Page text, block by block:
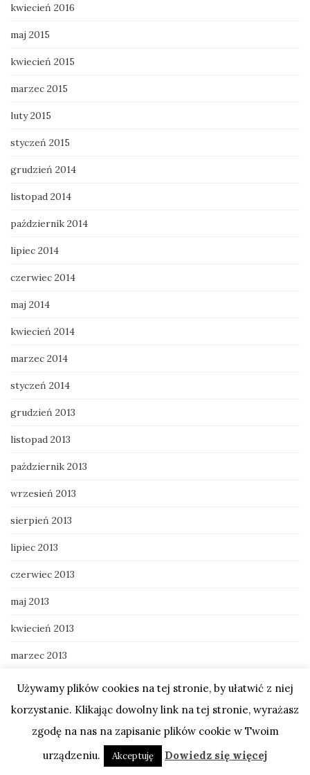
kwiecień 2016
maj 2015
kwiecień 2015
marzec 2015
luty 2015
styczeń 2015
grudzień 2014
listopad 2014
październik 2014
lipiec 2014
czerwiec 2014
maj 2014
kwiecień 2014
marzec 2014
styczeń 2014
grudzień 2013
listopad 2013
październik 2013
wrzesień 2013
sierpień 2013
lipiec 2013
czerwiec 2013
maj 2013
kwiecień 2013
marzec 2013
luty 2013
styczeń 2013
grudzień 2012
sierpień 2012
Używamy plików cookies na tej stronie, by ułatwić z niej
korzystanie. Klikając dowolny link na tej stronie, wyrażasz
zgodę na nas na zapisanie plików cookie w Twoim
urządzeniu.
Akceptuję Dowiedz się więcej